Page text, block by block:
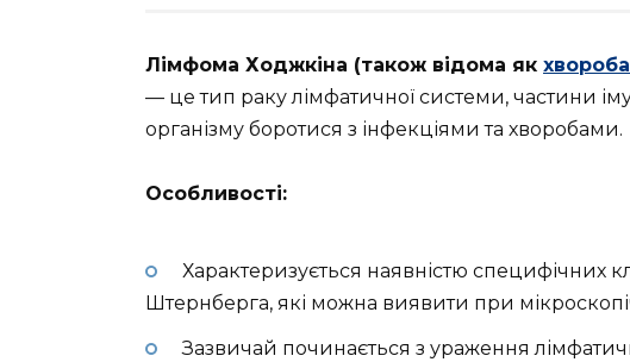
Лімфома Ходжкіна (також відома як
— це тип раку лімфатичної системи, частини
організму боротися з інфекціями та хворобами.
Особливості:
Характеризується наявністю специфічних
Штернберга, які можна виявити при
Зазвичай починається з ураження